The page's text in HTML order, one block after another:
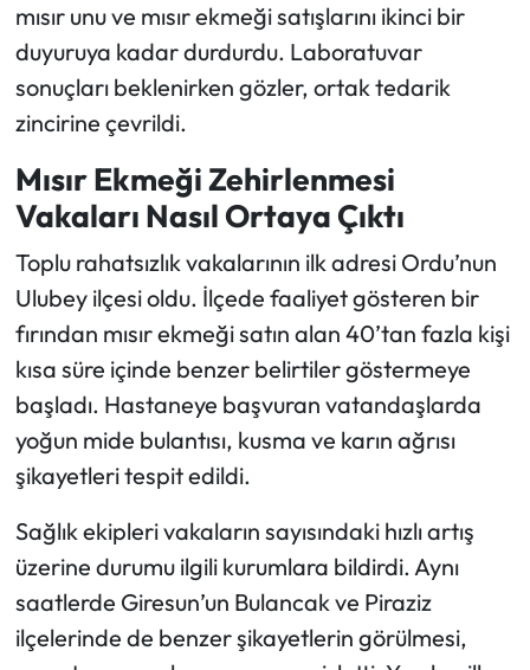
mısır unu ve mısır ekmeği satışlarını ikinci bir
duyuruya kadar durdurdu. Laboratuvar
sonuçları beklenirken gözler, ortak tedarik
zincirine çevrildi.
Mısır Ekmeği Zehirlenmesi
Vakaları Nasıl Ortaya Çıktı
Toplu rahatsızlık vakalarının ilk adresi Ordu’nun
Ulubey ilçesi oldu. İlçede faaliyet gösteren bir
fırından mısır ekmeği satın alan 40’tan fazla kişi
kısa süre içinde benzer belirtiler göstermeye
başladı. Hastaneye başvuran vatandaşlarda
yoğun mide bulantısı, kusma ve karın ağrısı
şikayetleri tespit edildi.
Sağlık ekipleri vakaların sayısındaki hızlı artış
üzerine durumu ilgili kurumlara bildirdi. Aynı
saatlerde Giresun’un Bulancak ve Piraziz
ilçelerinde de benzer şikayetlerin görülmesi,
Teknoloji